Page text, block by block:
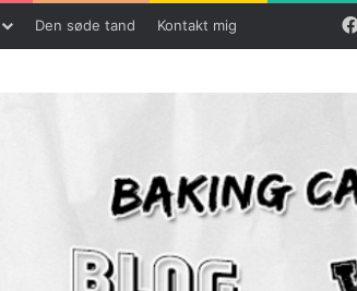
Den søde tand Kontakt mig